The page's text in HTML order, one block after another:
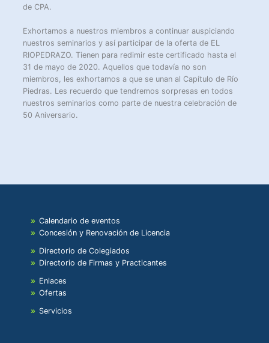
de CPA.
Exhortamos a nuestros miembros a continuar auspiciando
nuestros seminarios y así participar de la oferta de EL
RIOPEDRAZO. Tienen para redimir este certificado hasta el
31 de mayo de 2020. Aquellos que todavía no son
miembros, les exhortamos a que se unan al Capítulo de Río
Piedras. Les recuerdo que tendremos sorpresas en todos
nuestros seminarios como parte de nuestra celebración de
50 Aniversario.
Calendario de eventos
Concesión y Renovación de Licencia
Directorio de Colegiados
Directorio de Firmas y Practicantes
Enlaces
Ofertas
Servicios